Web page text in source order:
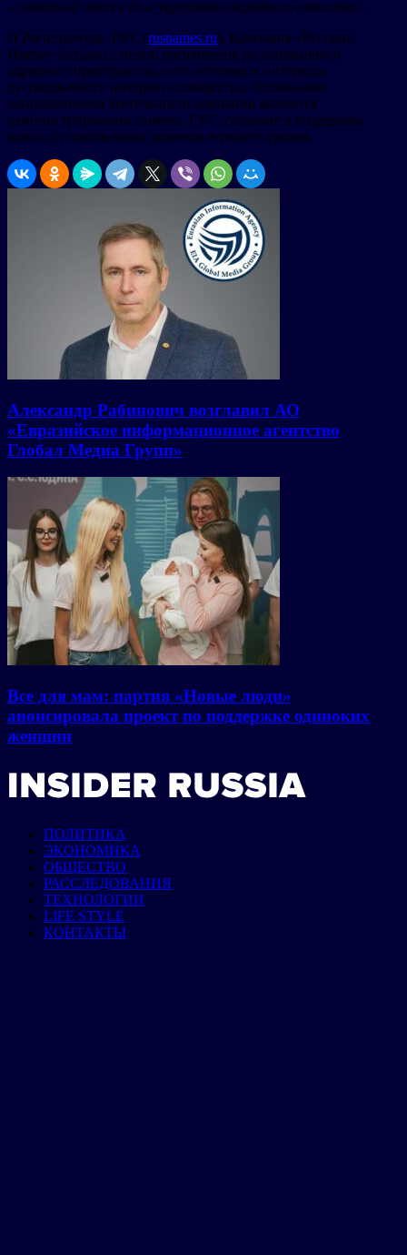
– значимый этап в деле укрепления народного единства».
О Регистратуре .РУС (rusnames.ru). Компания «Русские
Имена» создана с целью расширения русскоязычного
адресного пространства сети интернет в интересах
русскоязычного интернет-сообщества. Основными
направлениями деятельности компании являются
администрирование домена .РУС, создание и поддержка
новых русскоязычных доменов верхнего уровня.
Александр Рабинович возглавил АО
«Евразийское информационное агентство
Глобал Медиа Групп»
Все для мам: партия «Новые люди»
анонсировала проект по поддержке одиноких
женщин
ПОЛИТИКА
ЭКОНОМИКА
ОБЩЕСТВО
РАССЛЕДОВАНИЯ
ТЕХНОЛОГИИ
LIFE STYLE
КОНТАКТЫ